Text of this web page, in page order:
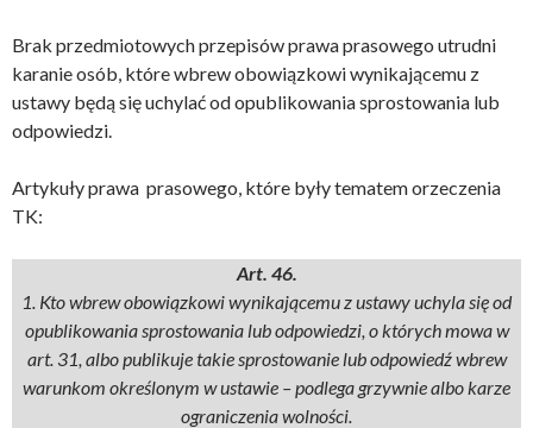
Brak przedmiotowych przepisów prawa prasowego utrudni
karanie osób, które wbrew obowiązkowi wynikającemu z
ustawy będą się uchylać od opublikowania sprostowania lub
odpowiedzi.
Artykuły prawa prasowego, które były tematem orzeczenia
TK:
Art. 46.
1. Kto wbrew obowiązkowi wynikającemu z ustawy uchyla się od
opublikowania sprostowania lub odpowiedzi, o których mowa w
art. 31, albo publikuje takie sprostowanie lub odpowiedź wbrew
warunkom określonym w ustawie – podlega grzywnie albo karze
ograniczenia wolności.